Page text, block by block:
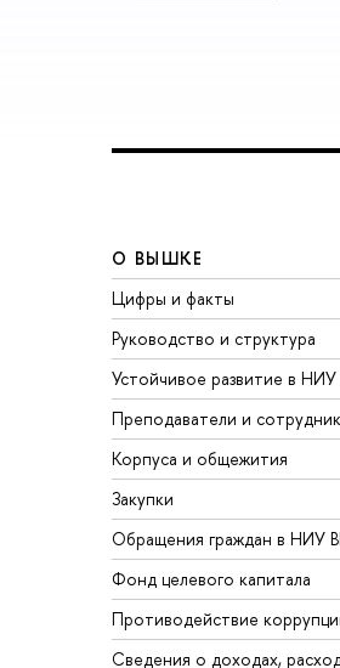
О ВЫШКЕ
Цифры и факты
Руководство и структура
Устойчивое развитие в
Преподаватели и
Корпуса и общежития
Закупки
Обращения граждан в НИУ
Фонд целевого капитала
Противодействие
Сведения о доходах,